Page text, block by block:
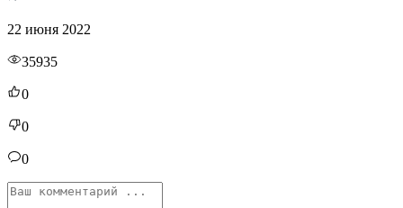
22 июня 2022
35935
0
0
0